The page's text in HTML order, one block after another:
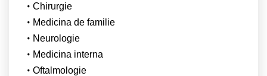
Chirurgie
Medicina de familie
Neurologie
Medicina interna
Oftalmologie